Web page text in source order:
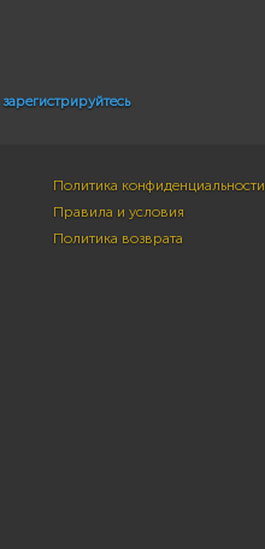
зарегистрируйтесь
Политика конфиденциальности
Правила и условия
Политика возврата